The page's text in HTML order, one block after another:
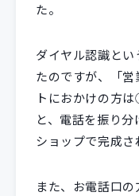
た。
ダイヤル認識と
たのですが、「
トにおかけの方
と、電話を振り
ショップで完成さ
また、お電話口